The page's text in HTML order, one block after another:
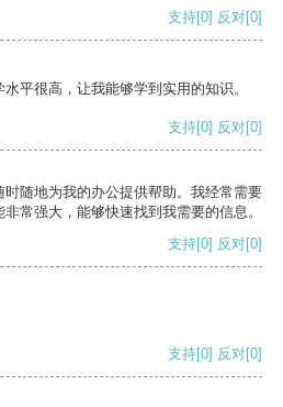
支持[0] 反对[0]
平很高，让我能够学到实用的知识。
支持[0] 反对[0]
随地为我的办公提供帮助。我经常需要
常强大，能够快速找到我需要的信息。
支持[0] 反对[0]
支持[0] 反对[0]